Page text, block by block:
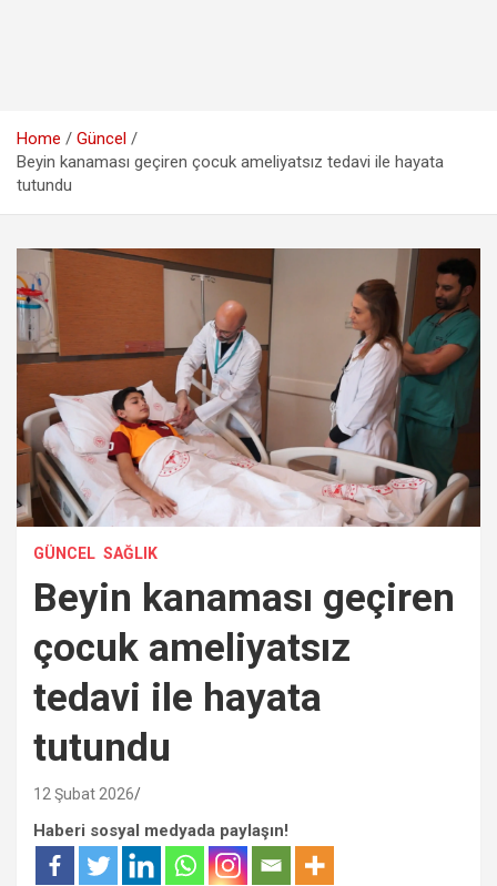
Home
Güncel
Beyin kanaması geçiren çocuk ameliyatsız tedavi ile hayata
tutundu
GÜNCEL SAĞLIK
Beyin kanaması geçiren
çocuk ameliyatsız
tedavi ile hayata
tutundu
12 Şubat 2026
Haberi sosyal medyada paylaşın!